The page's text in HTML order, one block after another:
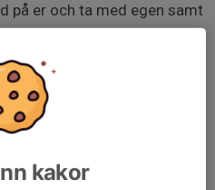
på er och ta med egen samt
kakor